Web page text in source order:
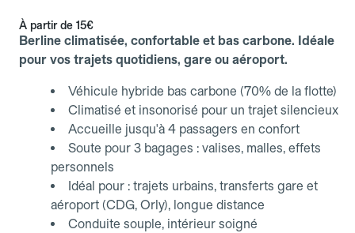
À partir de 15€
Berline climatisée, confortable et bas carbone. Idéale
pour vos trajets quotidiens, gare ou aéroport.
Véhicule hybride bas carbone (70% de la flotte)
Climatisé et insonorisé pour un trajet silencieux
Accueille jusqu'à 4 passagers en confort
Soute pour 3 bagages : valises, malles, effets
personnels
Idéal pour : trajets urbains, transferts gare et
aéroport (CDG, Orly), longue distance
Conduite souple, intérieur soigné